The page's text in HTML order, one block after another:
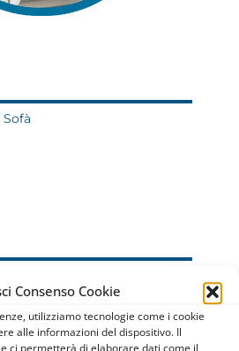
Consenso Cookie
utilizziamo tecnologie come i cookie
alle informazioni del dispositivo. Il
ci permetterà di elaborare dati come il
cama